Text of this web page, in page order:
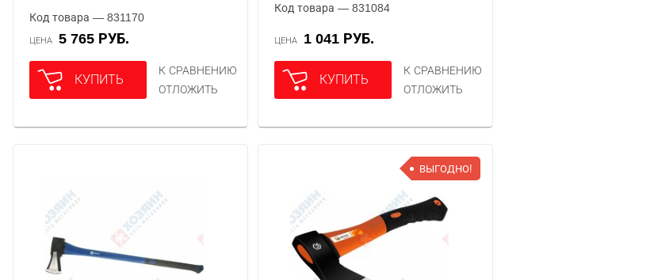
Код товара — 831170
ЦЕНА 5 765 РУБ.
КУПИТЬ
К СРАВНЕНИЮ
ОТЛОЖИТЬ
Код товара — 831084
ЦЕНА 1 041 РУБ.
КУПИТЬ
К СРАВНЕНИЮ
ОТЛОЖИТЬ
ВЫГОДНО!